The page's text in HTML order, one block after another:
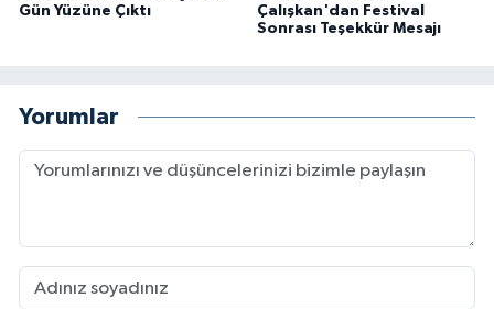
Gün Yüzüne Çıktı
Çalışkan'dan Festival
Sonrası Teşekkür Mesajı
Yorumlar